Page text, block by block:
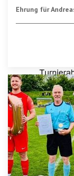
Ehrung für